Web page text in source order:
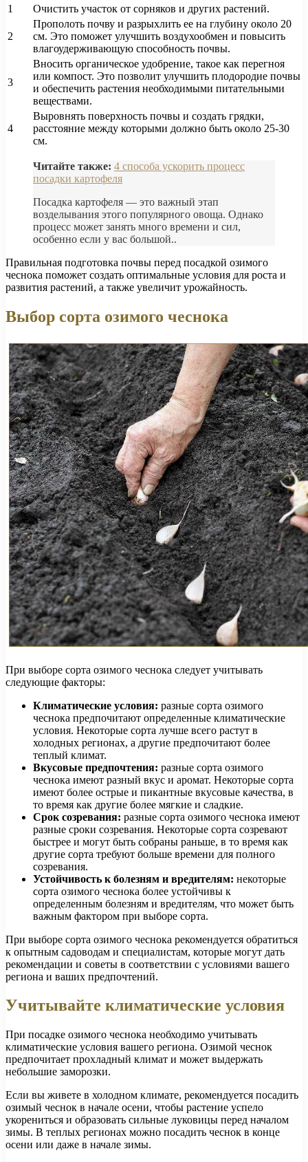
1
Очистить участок от сорняков и других растений.
2
Прополоть почву и разрыхлить ее на глубину около 20
см. Это поможет улучшить воздухообмен и повысить
влагоудерживающую способность почвы.
3
Вносить органическое удобрение, такое как перегноя
или компост. Это позволит улучшить плодородие почвы
и обеспечить растения необходимыми питательными
веществами.
4
Выровнять поверхность почвы и создать грядки,
расстояние между которыми должно быть около 25-30
см.
Читайте также: 4 способа ускорить процесс
посадки картофеля
Посадка картофеля — это важный этап
возделывания этого популярного овоща. Однако
процесс может занять много времени и сил,
особенно если у вас большой..
Правильная подготовка почвы перед посадкой озимого
чеснока поможет создать оптимальные условия для роста и
развития растений, а также увеличит урожайность.
Выбор сорта озимого чеснока
При выборе сорта озимого чеснока следует учитывать
следующие факторы:
Климатические условия: разные сорта озимого
чеснока предпочитают определенные климатические
условия. Некоторые сорта лучше всего растут в
холодных регионах, а другие предпочитают более
теплый климат.
Вкусовые предпочтения: разные сорта озимого
чеснока имеют разный вкус и аромат. Некоторые сорта
имеют более острые и пикантные вкусовые качества, в
то время как другие более мягкие и сладкие.
Срок созревания: разные сорта озимого чеснока имеют
разные сроки созревания. Некоторые сорта созревают
быстрее и могут быть собраны раньше, в то время как
другие сорта требуют больше времени для полного
созревания.
Устойчивость к болезням и вредителям: некоторые
сорта озимого чеснока более устойчивы к
определенным болезням и вредителям, что может быть
важным фактором при выборе сорта.
При выборе сорта озимого чеснока рекомендуется обратиться
к опытным садоводам и специалистам, которые могут дать
рекомендации и советы в соответствии с условиями вашего
региона и ваших предпочтений.
Учитывайте климатические условия
При посадке озимого чеснока необходимо учитывать
климатические условия вашего региона. Озимой чеснок
предпочитает прохладный климат и может выдержать
небольшие заморозки.
Если вы живете в холодном климате, рекомендуется посадить
озимый чеснок в начале осени, чтобы растение успело
укорениться и образовать сильные луковицы перед началом
зимы. В теплых регионах можно посадить чеснок в конце
осени или даже в начале зимы.